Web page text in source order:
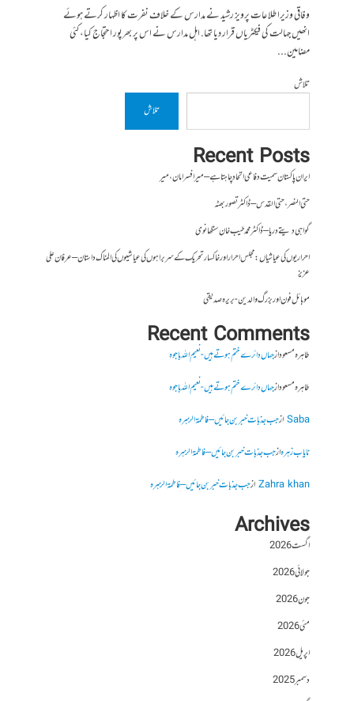
وفاقی وزیراطلاعات پرویز رشید نے مدارس کے خلاف نفرت کا اظہار کرتے ہوئے
انھیں جہالت کی فیکٹریاں قرار دیا تھا. اہل مدارس نے اس پر بھرپور احتجاج کیا، کئی
مضامین...
تلاش
تلاش
Recent Posts
ایران پاکستان سمیت دفاعی اتحاد چاہتا ہے – میر افسر امان،میر
حتی النصر ، حتی القدس – ڈاکٹر تصور بھٹہ
گواہی دیتے دریا – ڈاکٹر محمد طیب خان سنگھانوی
احراریوں کی عیاشیاں : مجلس احرار اور خاکسار تحریک کے سربراہوں کی عیاشیوں کی المناک داستان – عرفان علی
عزیز
موبائل فون اور بزرگ والدین- بریرہ صدیقی
Recent Comments
طاہرہ مسعودازجہاں دائرے ختم ہوتے ہیں- نعیم اللہ باجوہ
طاہرہ مسعودازجہاں دائرے ختم ہوتے ہیں- نعیم اللہ باجوہ
Sabaازجب جذبات خبر بن جائیں – فاطمۃالزہرہ
نایاب زہرہازجب جذبات خبر بن جائیں – فاطمۃالزہرہ
Zahra khanازجب جذبات خبر بن جائیں – فاطمۃالزہرہ
Archives
اگست 2026
جولائی 2026
جون 2026
مئی 2026
اپریل 2026
دسمبر 2025